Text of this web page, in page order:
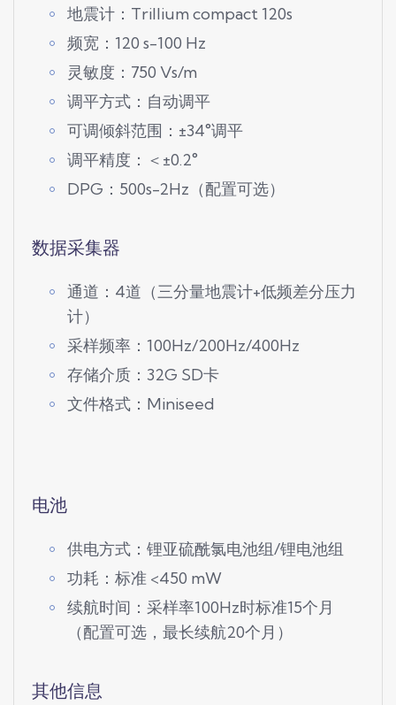
地震计：Trillium compact 120s
频宽：120 s-100 Hz
灵敏度：750 Vs/m
调平方式：自动调平
可调倾斜范围：±34°调平
调平精度：＜±0.2°
DPG：500s-2Hz（配置可选）
数据采集器
通道：4道（三分量地震计+低频差分压力
计）
采样频率：100Hz/200Hz/400Hz
存储介质：32G SD卡
文件格式：Miniseed
电池
供电方式：锂亚硫酰氯电池组/锂电池组
功耗：标准 <450 mW
续航时间：采样率100Hz时标准15个月
（配置可选，最长续航20个月）
其他信息